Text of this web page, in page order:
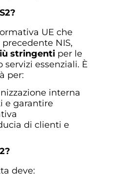
UE che
NIS,
stringenti per le
essenziali. È
per:
interna
e garantire
di clienti e
deve: